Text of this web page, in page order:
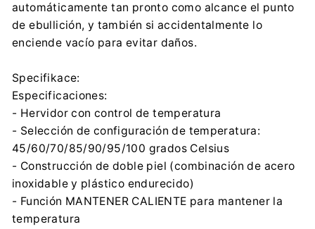
automáticamente tan pronto como alcance el punto
de ebullición, y también si accidentalmente lo
enciende vacío para evitar daños.
Specifikace:
Especificaciones:
- Hervidor con control de temperatura
- Selección de configuración de temperatura:
45/60/70/85/90/95/100 grados Celsius
- Construcción de doble piel (combinación de acero
inoxidable y plástico endurecido)
- Función MANTENER CALIENTE para mantener la
temperatura